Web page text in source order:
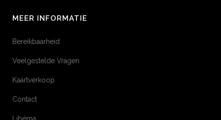
MEER INFORMATIE
Bereikbaarheid
Veelgestelde Vragen
Kaartverkoop
Contact